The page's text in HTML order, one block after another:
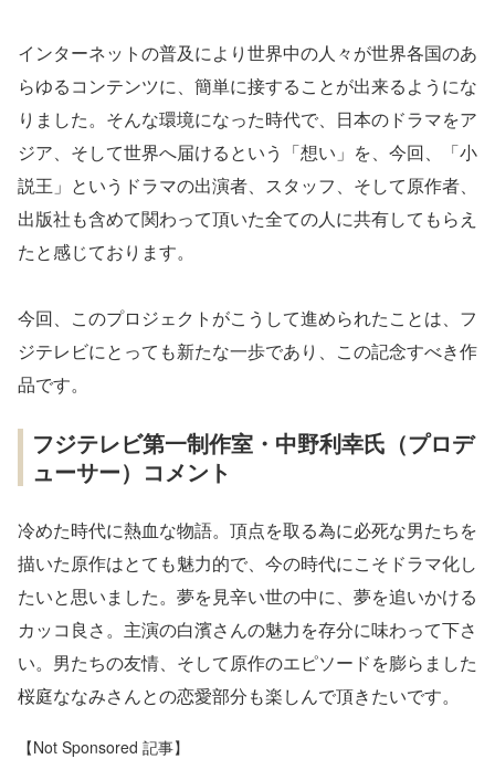
インターネットの普及により世界中の人々が世界各国のあ
らゆるコンテンツに、簡単に接することが出来るようにな
りました。そんな環境になった時代で、日本のドラマをア
ジア、そして世界へ届けるという「想い」を、今回、「小
説王」というドラマの出演者、スタッフ、そして原作者、
出版社も含めて関わって頂いた全ての人に共有してもらえ
たと感じております。
今回、このプロジェクトがこうして進められたことは、フ
ジテレビにとっても新たな一歩であり、この記念すべき作
品です。
フジテレビ第一制作室・中野利幸氏（プロデ
ューサー）コメント
冷めた時代に熱血な物語。頂点を取る為に必死な男たちを
描いた原作はとても魅力的で、今の時代にこそドラマ化し
たいと思いました。夢を見辛い世の中に、夢を追いかける
カッコ良さ。主演の白濱さんの魅力を存分に味わって下さ
い。男たちの友情、そして原作のエピソードを膨らました
桜庭ななみさんとの恋愛部分も楽しんで頂きたいです。
【Not Sponsored 記事】